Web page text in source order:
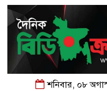
শনিবার, ০৮